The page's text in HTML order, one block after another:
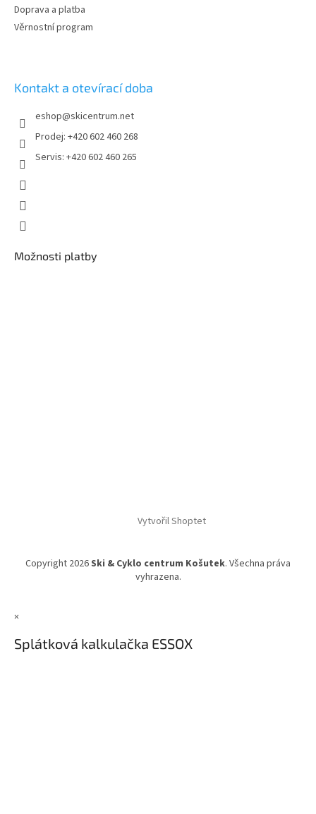
Doprava a platba
Věrnostní program
Kontakt a otevírací doba
eshop@skicentrum.net
Prodej: +420 602 460 268
Servis: +420 602 460 265
Možnosti platby
Vytvořil Shoptet
Copyright 2026Ski & Cyklo centrum Košutek. Všechna práva
vyhrazena.
×
Splátková kalkulačka ESSOX